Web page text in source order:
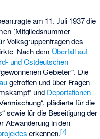
am 11. Juli 1937 die
(Mitgliedsnummer
Volksgruppenfragen des
Nach dem Überfall auf
und Ostdeutschen
Gebieten“. Die
getroffen und über Fragen
und Deportationen
plädierte für die
sowie für die Beseitigung der
Abwanderung in den
erkennen.[7]